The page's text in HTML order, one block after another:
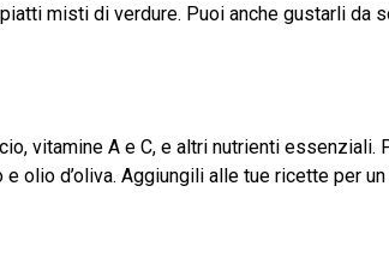
misti di verdure. Puoi anche gustarli da
vitamine A e C, e altri nutrienti essenziali.
olio d’oliva. Aggiungili alle tue ricette per